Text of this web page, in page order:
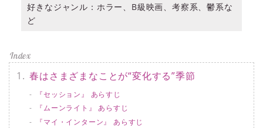
好きなジャンル：ホラー、B級映画、考察系、鬱系な
ど
春はさまざまなことが“変化する”季節
『セッション』 あらすじ
『ムーンライト』 あらすじ
『マイ・インターン』 あらすじ